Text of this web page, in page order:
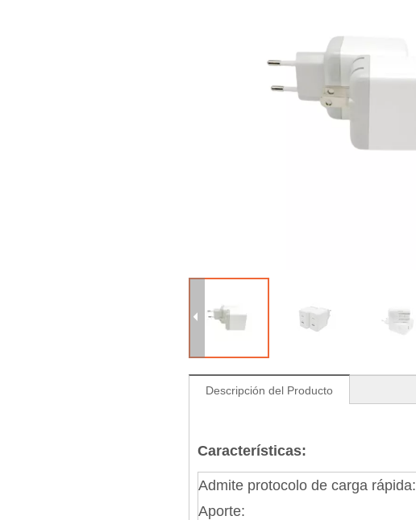
Descripción del Producto
Características:
Admite protocolo de carga rápida:
Aporte: